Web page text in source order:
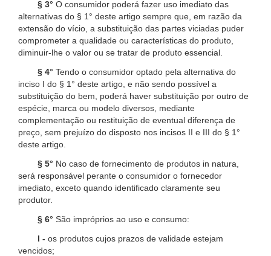
§ 3° O consumidor poderá fazer uso imediato das
alternativas do § 1° deste artigo sempre que, em razão da
extensão do vício, a substituição das partes viciadas puder
comprometer a qualidade ou características do produto,
diminuir-lhe o valor ou se tratar de produto essencial.
§ 4° Tendo o consumidor optado pela alternativa do
inciso I do § 1° deste artigo, e não sendo possível a
substituição do bem, poderá haver substituição por outro de
espécie, marca ou modelo diversos, mediante
complementação ou restituição de eventual diferença de
preço, sem prejuízo do disposto nos incisos II e III do § 1°
deste artigo.
§ 5° No caso de fornecimento de produtos in natura,
será responsável perante o consumidor o fornecedor
imediato, exceto quando identificado claramente seu
produtor.
§ 6° São impróprios ao uso e consumo:
I - os produtos cujos prazos de validade estejam
vencidos;